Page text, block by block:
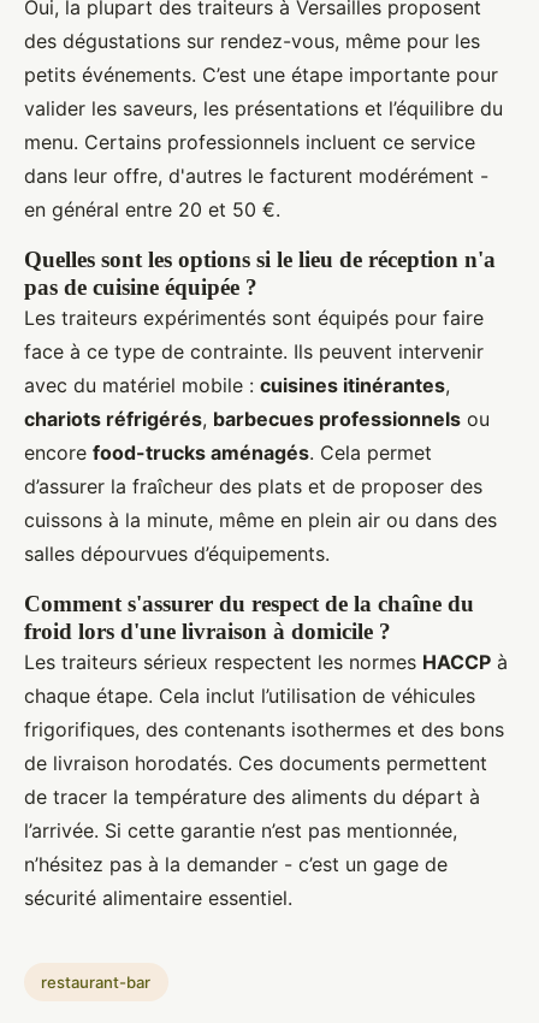
Oui, la plupart des traiteurs à Versailles proposent
des dégustations sur rendez-vous, même pour les
petits événements. C’est une étape importante pour
valider les saveurs, les présentations et l’équilibre du
menu. Certains professionnels incluent ce service
dans leur offre, d'autres le facturent modérément -
en général entre 20 et 50 €.
Quelles sont les options si le lieu de réception n'a
pas de cuisine équipée ?
Les traiteurs expérimentés sont équipés pour faire
face à ce type de contrainte. Ils peuvent intervenir
avec du matériel mobile : cuisines itinérantes,
chariots réfrigérés, barbecues professionnels ou
encore food-trucks aménagés. Cela permet
d’assurer la fraîcheur des plats et de proposer des
cuissons à la minute, même en plein air ou dans des
salles dépourvues d’équipements.
Comment s'assurer du respect de la chaîne du
froid lors d'une livraison à domicile ?
Les traiteurs sérieux respectent les normes HACCP à
chaque étape. Cela inclut l’utilisation de véhicules
frigorifiques, des contenants isothermes et des bons
de livraison horodatés. Ces documents permettent
de tracer la température des aliments du départ à
l’arrivée. Si cette garantie n’est pas mentionnée,
n’hésitez pas à la demander - c’est un gage de
sécurité alimentaire essentiel.
restaurant-bar